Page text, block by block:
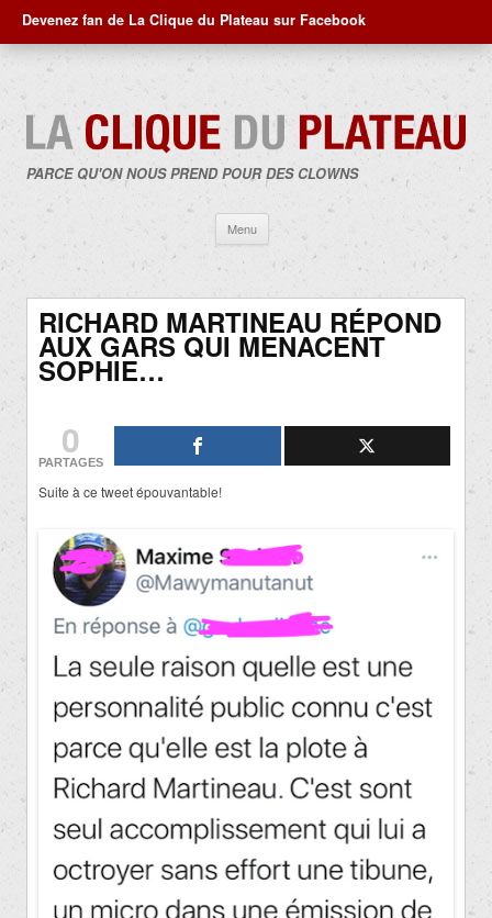
Devenez fan de La Clique du Plateau sur Facebook
PARCE QU'ON NOUS PREND POUR DES CLOWNS
Menu
contenu
RICHARD MARTINEAU RÉPOND
AUX GARS QUI MENACENT
SOPHIE…
0
PARTAGES
Suite à ce tweet épouvantable!